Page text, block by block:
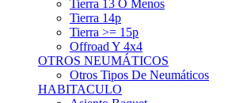
Tierra >= 15p
Offroad Y 4x4
OTROS NEUMÁTICOS
Otros Tipos De Neumáticos
HABITACULO
Asiento Baquet
Arneses